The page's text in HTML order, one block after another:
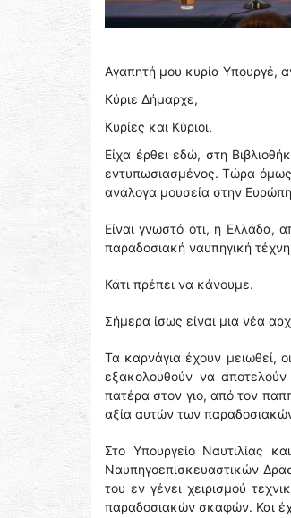
Αγαπητή μου κυρία Υπουργέ,
Κύριε Δήμαρχε,
Κυρίες και Κύριοι,
Είχα έρθει εδώ, στη
εντυπωσιασμένος. Τώρα
ανάλογα μουσεία στην
Είναι γνωστό ότι, η Ελλάδα,
παραδοσιακή ναυπηγική
Κάτι πρέπει να κάνουμε.
Σήμερα ίσως είναι μια νέα
Τα καρνάγια έχουν μειωθεί,
εξακολουθούν να
πατέρα στον γιο, από τον
αξία αυτών των
Στο Υπουργείο Ναυτιλίας
Ναυπηγοεπισκευαστικών
του εν γένει χειρισμού
παραδοσιακών σκαφών. Και